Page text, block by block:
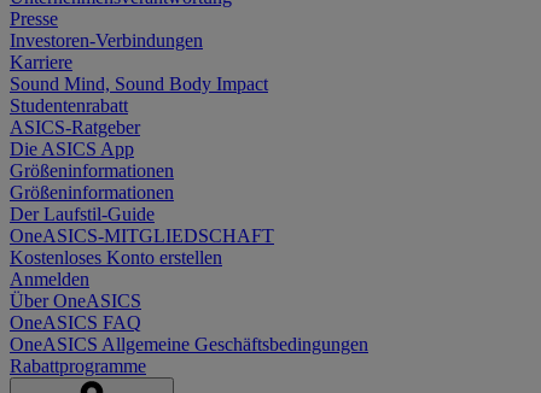
Presse
Investoren-Verbindungen
Karriere
Sound Mind, Sound Body Impact
Studentenrabatt
ASICS-Ratgeber
Die ASICS App
Größeninformationen
Größeninformationen
Der Laufstil-Guide
OneASICS-MITGLIEDSCHAFT
Kostenloses Konto erstellen
Anmelden
Über OneASICS
OneASICS FAQ
OneASICS Allgemeine Geschäftsbedingungen
Rabattprogramme